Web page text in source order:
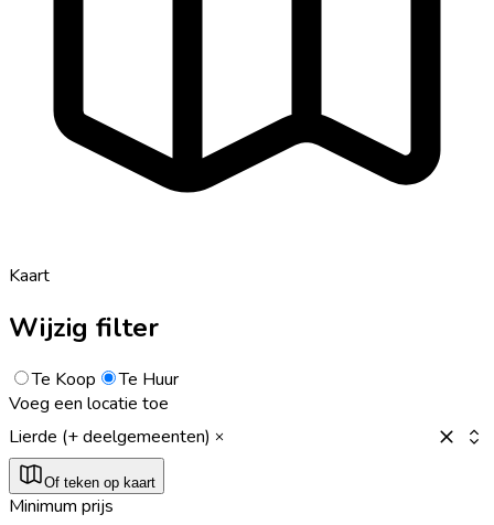
Kaart
Wijzig filter
Te Koop
Te Huur
Voeg een locatie toe
Lierde (+ deelgemeenten)
Of teken op kaart
Minimum prijs